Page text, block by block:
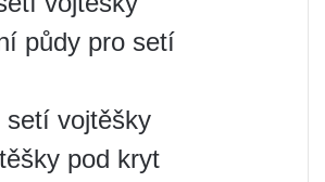
půdy pro setí
setí vojtěšky
pod kryt